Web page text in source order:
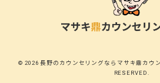
© 2026 長野のカウンセリングならマサキ鼎カウ
RESERVED.